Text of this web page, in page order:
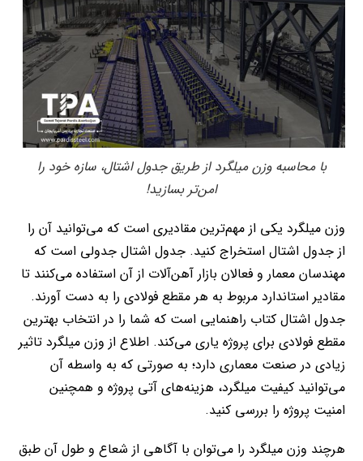
با محاسبه وزن میلگرد از طریق جدول اشتال، سازه خود را
امن‌تر بسازید!
وزن میلگرد یکی از مهم‌ترین مقادیری است که می‌توانید آن را
از جدول اشتال استخراج کنید. جدول اشتال جدولی است که
مهندسان معمار و فعالان بازار آهن‌آلات از آن استفاده می‌کنند تا
مقادیر استاندارد مربوط به هر مقطع فولادی را به دست آورند.
جدول اشتال کتاب راهنمایی است که شما را در انتخاب بهترین
مقطع فولادی برای پروژه یاری می‌کند. اطلاع از وزن میلگرد تاثیر
زیادی در صنعت معماری دارد؛ به صورتی که به واسطه آن
می‌توانید کیفیت میلگرد، هزینه‌های آتی پروژه و همچنین
امنیت پروژه را بررسی کنید.
هرچند وزن میلگرد را می‌توان با آگاهی از شعاع و طول آن طبق